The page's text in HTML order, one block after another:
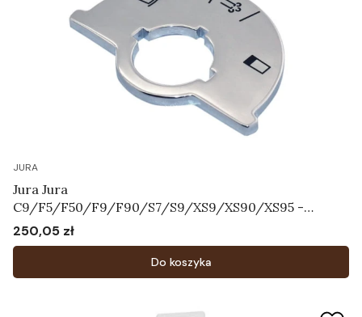
JURA
Jura Jura
C9/F5/F50/F9/F90/S7/S9/XS9/XS90/XS95 -
Tarcza ze skalą Art.64731
Cena
250,05 zł
Do koszyka